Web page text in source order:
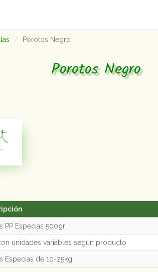
Porotos Negro
Porotos Negro
PP Especias 500gr
unidades variables según producto
Especias de 10-25kg